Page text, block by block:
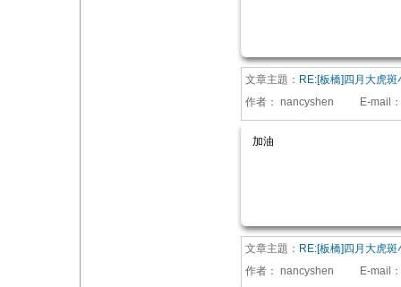
文章主題： RE:[板橋]四月大虎斑
作者： nancyshen E-mail ：
加油
文章主題： RE:[板橋]四月大虎斑
作者： nancyshen E-mail ：